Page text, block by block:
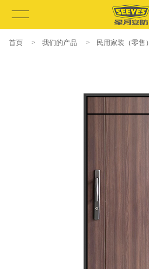
首页 > 我们的产品 > 民用家装（零售）